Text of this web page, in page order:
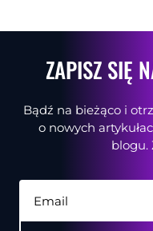
ZAPISZ SIĘ
Bądź na bieżąco i
o nowych
blogu.